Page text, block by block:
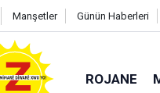
Manşetler Günün Haberleri
ROJANE